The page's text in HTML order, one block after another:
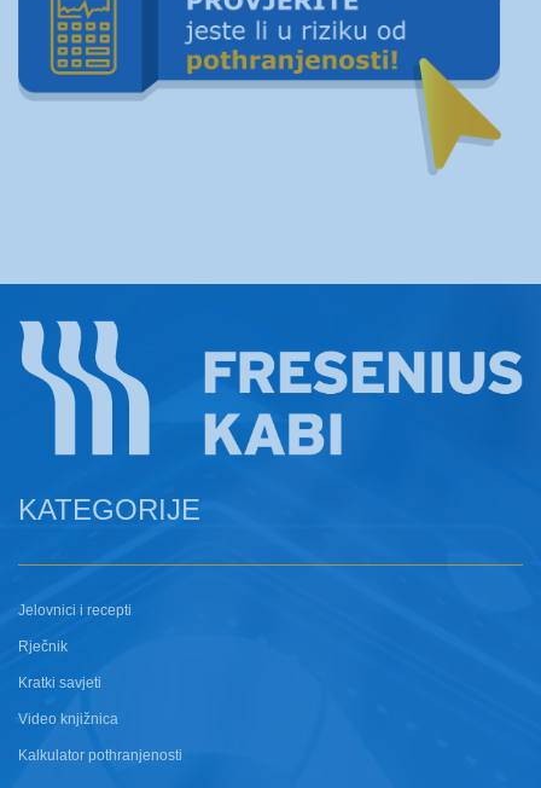
KATEGORIJE
Jelovnici i recepti
Rječnik
Kratki savjeti
Video knjižnica
Kalkulator pothranjenosti